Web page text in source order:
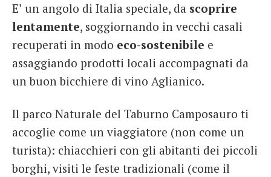
E’ un angolo di Italia speciale, da scoprire
lentamente, soggiornando in vecchi casali
recuperati in modo eco-sostenibile e
assaggiando prodotti locali accompagnati da
un buon bicchiere di vino Aglianico.
Il parco Naturale del Taburno Camposauro ti
accoglie come un viaggiatore (non come un
turista): chiacchieri con gli abitanti dei piccoli
borghi, visiti le feste tradizionali (come il